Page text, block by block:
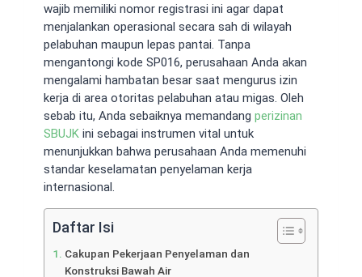
wajib memiliki nomor registrasi ini agar dapat
menjalankan operasional secara sah di wilayah
pelabuhan maupun lepas pantai. Tanpa
mengantongi kode SP016, perusahaan Anda akan
mengalami hambatan besar saat mengurus izin
kerja di area otoritas pelabuhan atau migas. Oleh
sebab itu, Anda sebaiknya memandang perizinan
SBUJK ini sebagai instrumen vital untuk
menunjukkan bahwa perusahaan Anda memenuhi
standar keselamatan penyelaman kerja
internasional.
Daftar Isi
Cakupan Pekerjaan Penyelaman dan
Konstruksi Bawah Air